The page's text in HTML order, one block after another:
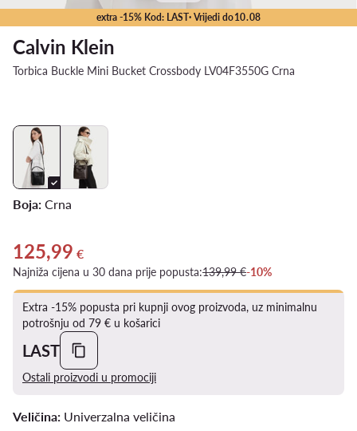
extra -15% Kod: LAST· Vrijedi do10.08
Calvin Klein
Torbica Buckle Mini Bucket Crossbody LV04F3550G Crna
Boja: Crna
Trenutna cijena 125,99 €
125,99 €
Najniža cijena u 30 dana prije popusta:139,99 €-10%
Extra -15% popusta pri kupnji ovog proizvoda, uz minimalnu
potrošnju od 79 € u košarici
LAST
Ostali proizvodi u promociji
Veličina: Univerzalna veličina